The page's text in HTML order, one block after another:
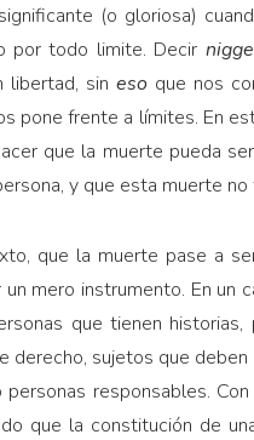
(o gloriosa)
por todo limite. Decir
libertad, sin esoque nos
pone frente a límites. En
que la muerte pueda
y que esta muerte
que la muerte pase a
mero instrumento. En un
que tienen historias,
derecho, sujetos que
responsables.
que la constitución de